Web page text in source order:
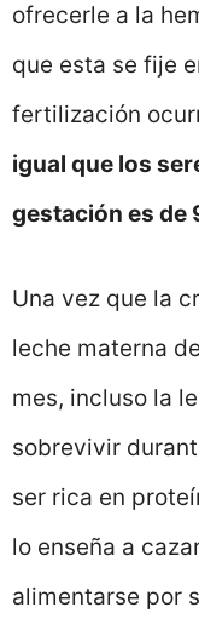
ofrecerle a la
que esta se fije
fertilización
igual que los
gestación es de
Una vez que la
leche materna
mes, incluso la
sobrevivir
ser rica en
lo enseña a
alimentarse por